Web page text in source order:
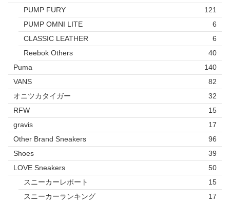
PUMP FURY
121
PUMP OMNI LITE
6
CLASSIC LEATHER
6
Reebok Others
40
Puma
140
VANS
82
オニツカタイガー
32
RFW
15
gravis
17
Other Brand Sneakers
96
Shoes
39
LOVE Sneakers
50
スニーカーレポート
15
スニーカーランキング
17